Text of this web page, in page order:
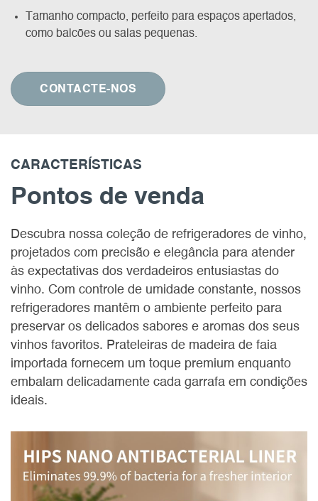
Tamanho compacto, perfeito para espaços apertados,
como balcões ou salas pequenas.
CONTACTE-NOS
CARACTERÍSTICAS
Pontos de venda
Descubra nossa coleção de refrigeradores de vinho,
projetados com precisão e elegância para atender
às expectativas dos verdadeiros entusiastas do
vinho. Com controle de umidade constante, nossos
refrigeradores mantêm o ambiente perfeito para
preservar os delicados sabores e aromas dos seus
vinhos favoritos. Prateleiras de madeira de faia
importada fornecem um toque premium enquanto
embalam delicadamente cada garrafa em condições
ideais.